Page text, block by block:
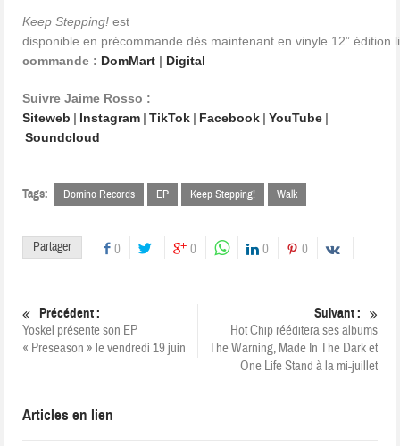
Keep Stepping! est
disponible en précommande dès maintenant en vinyle 12” édition
commande : DomMart | Digital
Suivre Jaime Rosso :
Siteweb | Instagram |TikTok | Facebook |YouTube |
Soundcloud
Tags: Domino Records EP Keep Stepping! Walk
Partager 0 0 0 0
Précédent :
Yoskel présente son EP
« Preseason » le vendredi 19 juin
Suivant :
Hot Chip rééditera ses albums
The Warning, Made In The Dark et
One Life Stand à la mi-juillet
Articles en lien